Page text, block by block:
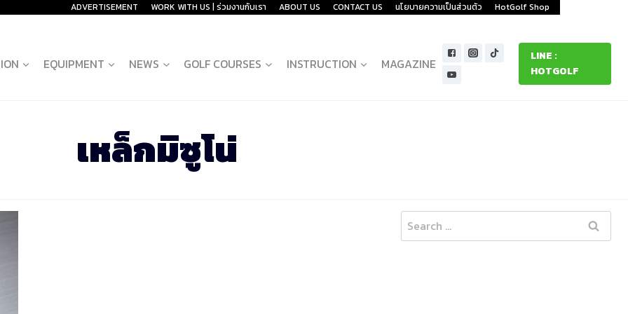
ADVERTISEMENT WORK WITH US | ร่วมงานกับเรา ABOUT US CONTACT US นโยบายความเป็นส่วนตัว HotGolf Shop
EQUIPMENT NEWS GOLF COURSES INSTRUCTION MAGAZINE
LINE :
HOTGOLF
เหล็กมิซูโน่
Search
for: